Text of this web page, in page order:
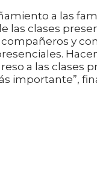
a las
las clases
y
a las clases
importante”,